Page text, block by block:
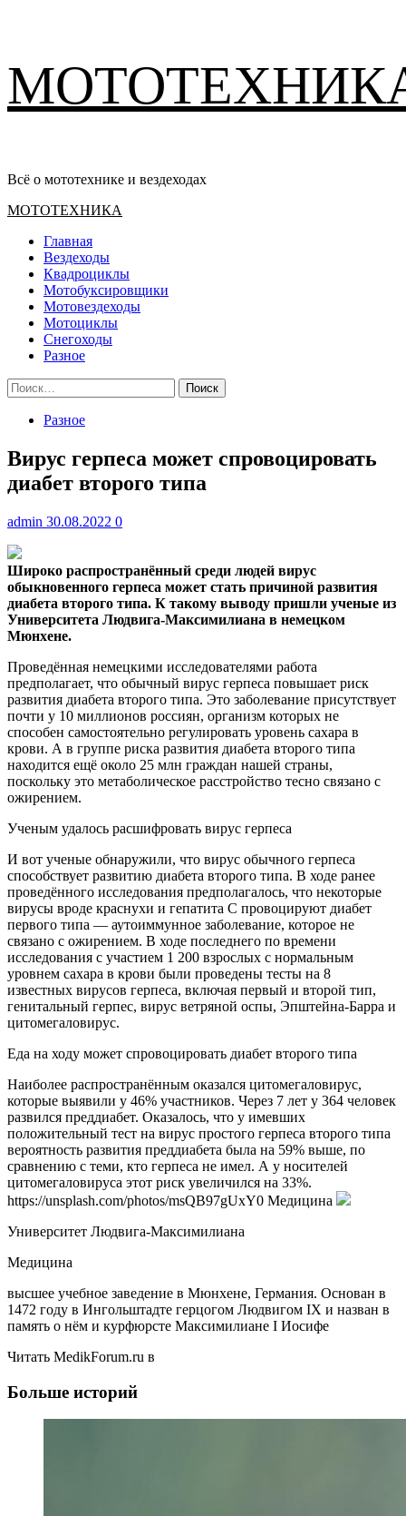
содержимому
Всё о мототехнике и вездеходах
Основное
МОТОТЕХНИКА
Главная
Вездеходы
Квадроциклы
Мотобуксировщики
Мотовездеходы
Мотоциклы
Снегоходы
Разное
Найти:
Разное
Вирус герпеса может спровоцировать
диабет второго типа
admin 30.08.2022 0
Широко распространённый среди людей вирус
обыкновенного герпеса может стать причиной развития
диабета второго типа. К такому выводу пришли ученые из
Университета Людвига-Максимилиана в немецком
Мюнхене.
Проведённая немецкими исследователями работа
предполагает, что обычный вирус герпеса повышает риск
развития диабета второго типа. Это заболевание присутствует
почти у 10 миллионов россиян, организм которых не
способен самостоятельно регулировать уровень сахара в
крови. А в группе риска развития диабета второго типа
находится ещё около 25 млн граждан нашей страны,
поскольку это метаболическое расстройство тесно связано с
ожирением.
Ученым удалось расшифровать вирус герпеса
И вот ученые обнаружили, что вирус обычного герпеса
способствует развитию диабета второго типа. В ходе ранее
проведённого исследования предполагалось, что некоторые
вирусы вроде краснухи и гепатита C провоцируют диабет
первого типа — аутоиммунное заболевание, которое не
связано с ожирением. В ходе последнего по времени
исследования с участием 1 200 взрослых с нормальным
уровнем сахара в крови были проведены тесты на 8
известных вирусов герпеса, включая первый и второй тип,
генитальный герпес, вирус ветряной оспы, Эпштейна-Барра и
цитомегаловирус.
Еда на ходу может спровоцировать диабет второго типа
Наиболее распространённым оказался цитомегаловирус,
которые выявили у 46% участников. Через 7 лет у 364 человек
развился преддиабет. Оказалось, что у имевших
положительный тест на вирус простого герпеса второго типа
вероятность развития преддиабета была на 59% выше, по
сравнению с теми, кто герпеса не имел. А у носителей
цитомегаловируса этот риск увеличился на 33%.
https://unsplash.com/photos/msQB97gUxY0 Медицина
Университет Людвига-Максимилиана
Медицина
высшее учебное заведение в Мюнхене, Германия. Основан в
1472 году в Ингольштадте герцогом Людвигом IX и назван в
память о нём и курфюрсте Максимилиане I Иосифе
Читать MedikForum.ru в
Больше историй